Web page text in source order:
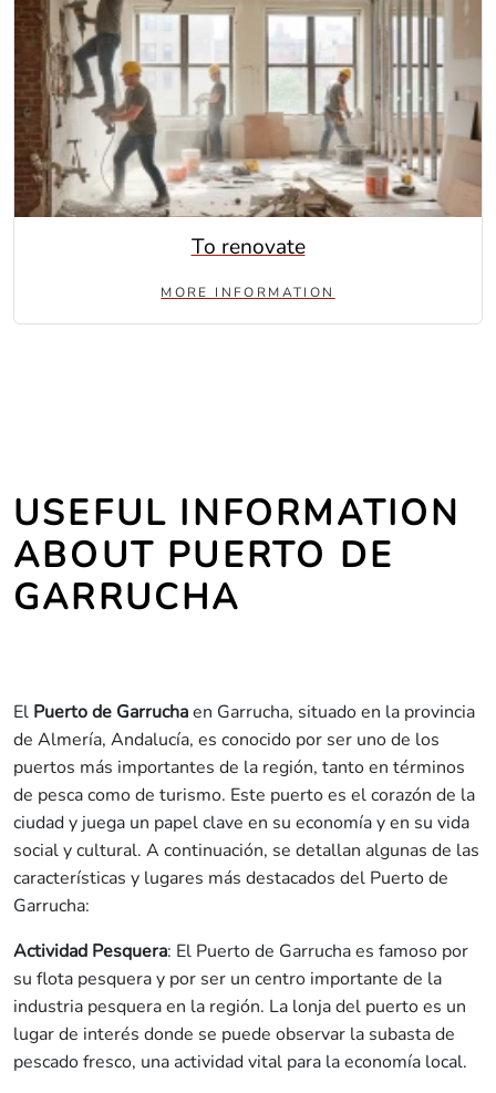
To renovate
MORE INFORMATION
USEFUL INFORMATION
ABOUT PUERTO DE
GARRUCHA
El Puerto de Garruchaen Garrucha, situado en la provincia
de Almería, Andalucía, es conocido por ser uno de los
puertos más importantes de la región, tanto en términos
de pesca como de turismo. Este puerto es el corazón de la
ciudad y juega un papel clave en su economía y en su vida
social y cultural. A continuación, se detallan algunas de las
características y lugares más destacados del Puerto de
Garrucha:
Actividad Pesquera: El Puerto de Garrucha es famoso por
su flota pesquera y por ser un centro importante de la
industria pesquera en la región. La lonja del puerto es un
lugar de interés donde se puede observar la subasta de
pescado fresco, una actividad vital para la economía local.